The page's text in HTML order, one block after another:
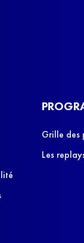
Grille des
Les